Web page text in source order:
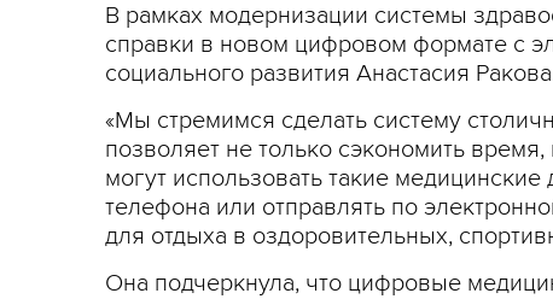
В рамках модернизации системы
справки в новом цифровом формате с
социального развития Анастасия
«Мы стремимся сделать систему
позволяет не только сэкономить
могут использовать такие
телефона или отправлять по
для отдыха в оздоровительных,
Она подчеркнула, что цифровые